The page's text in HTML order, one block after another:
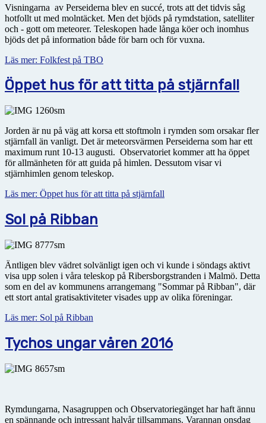
Visningarna av Perseiderna blev en succé, trots att det tidvis såg
hotfollt ut med molntäcket. Men det bjöds på rymdstation, satelliter
och - gott om meteorer. Teleskopen hade långa köer och inomhus
bjöds det på information både för barn och för vuxna.
Läs mer: Folkfest på TBO
Öppet hus för att titta på stjärnfall
Jorden är nu på väg att korsa ett stoftmoln i rymden som orsakar fler
stjärnfall än vanligt. Det är meteorsvärmen Perseiderna som har ett
maximum runt 10-13 augusti. Observatoriet kommer att ha öppet
för allmänheten för att guida på himlen. Dessutom visar vi
stjärnhimlen genom teleskop.
Läs mer: Öppet hus för att titta på stjärnfall
Sol på Ribban
Äntligen blev vädret solvänligt igen och vi kunde i söndags aktivt
visa upp solen i våra teleskop på Ribersborgstranden i Malmö. Detta
som en del av kommunens arrangemang "Sommar på Ribban", där
ett stort antal gratisaktiviteter visades upp av olika föreningar.
Läs mer: Sol på Ribban
Tychos ungar våren 2016
Rymdungarna, Nasagruppen och Observatoriegänget har haft ännu
en spännande och intressant halvår tillsammans. Varannan onsdag